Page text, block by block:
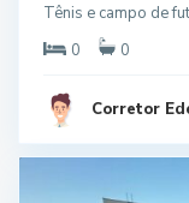
Tênis e campo de
0
0
Corretor